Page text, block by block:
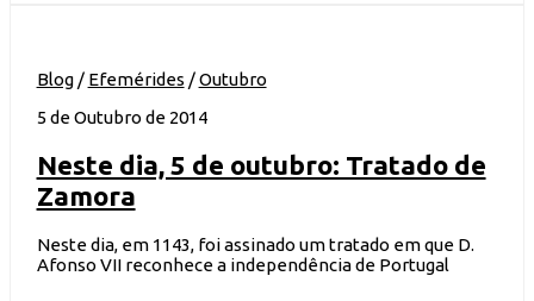
Blog/ Efemérides /Outubro
5 de Outubro de 2014
Neste dia, 5 de outubro: Tratado de
Zamora
Neste dia, em 1143, foi assinado um tratado em que D.
Afonso VII reconhece a independência de Portugal